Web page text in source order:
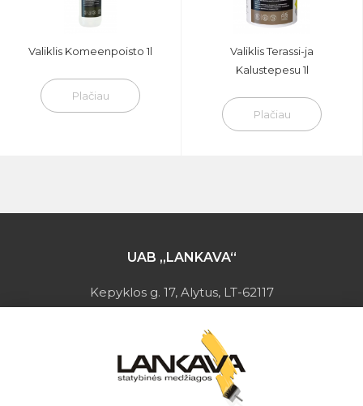
Valiklis Komeenpoisto 1l
Plačiau
Valiklis Terassi-ja
Kalustepesu 1l
Plačiau
UAB „LANKAVA“
Kepyklos g. 17, Alytus, LT-62117
Įmonės kodas: 149728275
PVM mokėtojo kodas: LT497282716
A.s.: LT037044060001923651
AB SEB bankas